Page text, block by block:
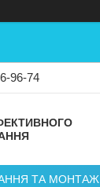
96-74
ТА МОНТАЖ